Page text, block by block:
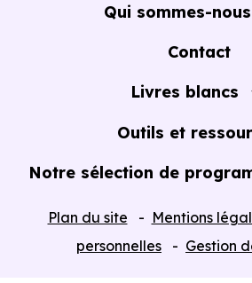
Qui sommes-
A propos
Contact
Livres blancs
Guide de l'Achat immobilier
Outils et
Notre sélection de
Plan du site Mentions
personnelles
Gestion